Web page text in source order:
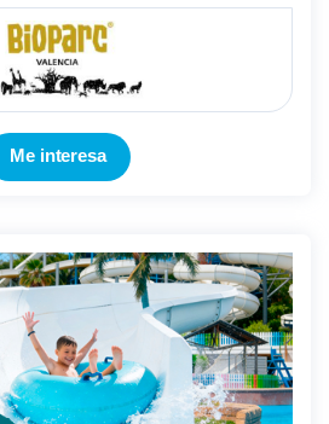
disfrutar de la cercanía de los ...
Me interesa